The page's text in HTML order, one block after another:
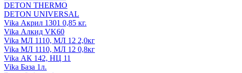
DETON THERMO
DETON UNIVERSAL
Vika Акрил 1301 0,85 кг.
Vika Алкид VK60
Vika МЛ 1110, МЛ 12 2,0кг
Vika МЛ 1110, МЛ 12 0,8кг
Vika АК 142, НЦ 11
Vika База 1л.